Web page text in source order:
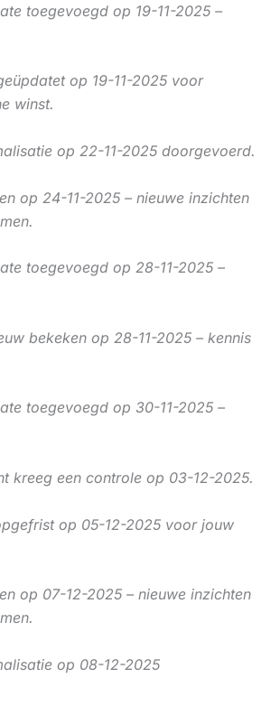
toegevoegd op 19-11-2025 –
op 19-11-2025 voor
winst.
op 22-11-2025 doorgevoerd.
op 24-11-2025 – nieuwe inzichten
toegevoegd op 28-11-2025 –
bekeken op 28-11-2025 – kennis
toegevoegd op 30-11-2025 –
kreeg een controle op 03-12-2025.
op 05-12-2025 voor jouw
op 07-12-2025 – nieuwe inzichten
op 08-12-2025